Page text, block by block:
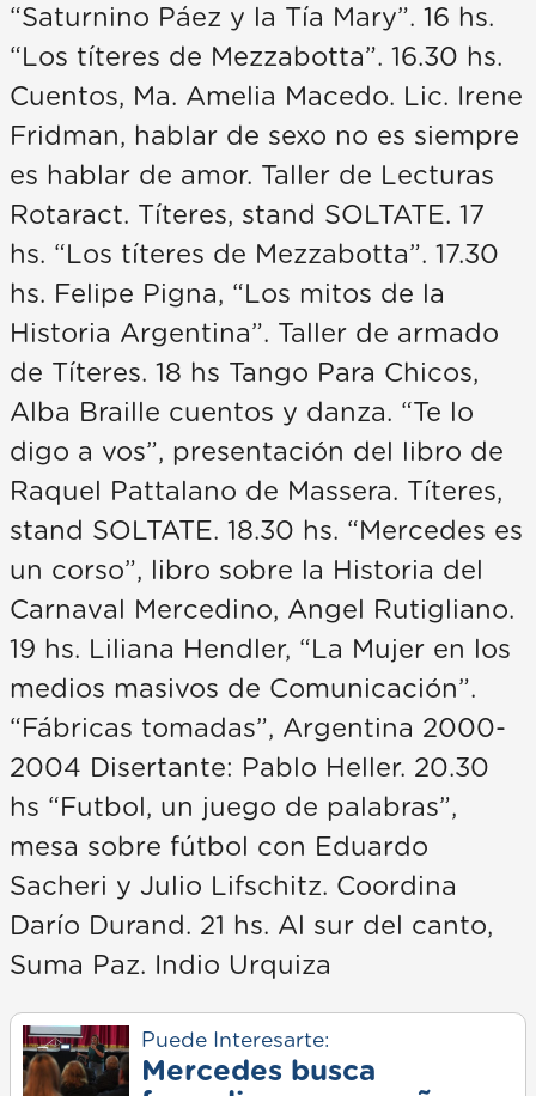
“Saturnino Páez y la Tía Mary”. 16 hs.
“Los títeres de Mezzabotta”. 16.30 hs.
Cuentos, Ma. Amelia Macedo. Lic. Irene
Fridman, hablar de sexo no es siempre
es hablar de amor. Taller de Lecturas
Rotaract. Títeres, stand SOLTATE. 17
hs. “Los títeres de Mezzabotta”. 17.30
hs. Felipe Pigna, “Los mitos de la
Historia Argentina”. Taller de armado
de Títeres. 18 hs Tango Para Chicos,
Alba Braille cuentos y danza. “Te lo
digo a vos”, presentación del libro de
Raquel Pattalano de Massera. Títeres,
stand SOLTATE. 18.30 hs. “Mercedes es
un corso”, libro sobre la Historia del
Carnaval Mercedino, Angel Rutigliano.
19 hs. Liliana Hendler, “La Mujer en los
medios masivos de Comunicación”.
“Fábricas tomadas”, Argentina 2000-
2004 Disertante: Pablo Heller. 20.30
hs “Futbol, un juego de palabras”,
mesa sobre fútbol con Eduardo
Sacheri y Julio Lifschitz. Coordina
Darío Durand. 21 hs. Al sur del canto,
Suma Paz. Indio Urquiza
Puede Interesarte:
Mercedes busca